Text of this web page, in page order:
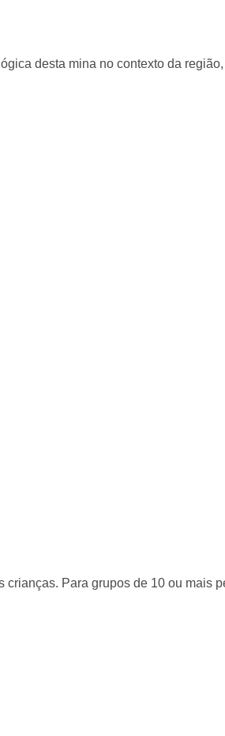
desta mina no contexto da
Para grupos de 10 ou mais